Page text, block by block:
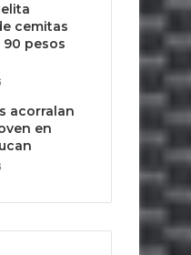
cemitas
pesos
acorralan
en